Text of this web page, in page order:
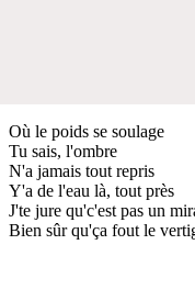
Où le poids se soulage
Tu sais, l'ombre
N'a jamais tout repris
Y'a de l'eau là, tout près
J'te jure qu'c'est pas un
Bien sûr qu'ça fout le